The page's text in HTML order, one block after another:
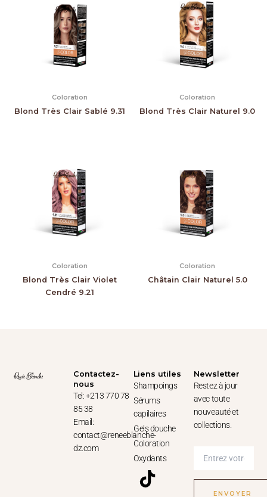
Coloration
Blond Très Clair Sablé 9.31
Coloration
Blond Très Clair Naturel 9.0
Coloration
Blond Très Clair Violet
Cendré 9.21
Coloration
Châtain Clair Naturel 5.0
Contactez-
nous
Tel: +213 770 78
85 38
Email:
contact@reneeblanche-
dz.com
Liens utiles
Shampoings
Sérums
capilaires
Gels douche
Coloration
Oxydants
T
i
F
a
I
n
W
h
Newsletter
Restez à jour
avec toute
nouveauté et
collections.